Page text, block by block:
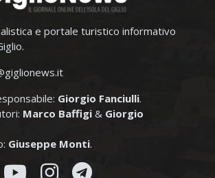
e portale turistico informativo
Giorgio Fanciulli.
Marco Baffigi & Giorgio
Giuseppe Monti.